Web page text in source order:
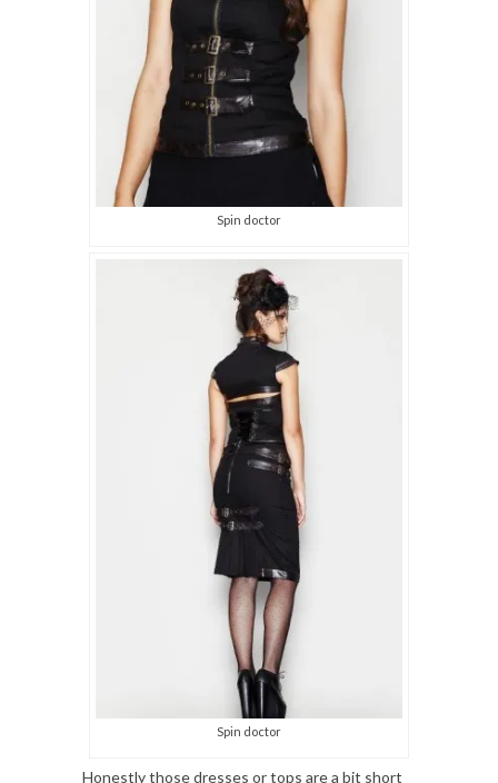
Spin doctor
Spin doctor
Honestly those dresses or tops are a bit short